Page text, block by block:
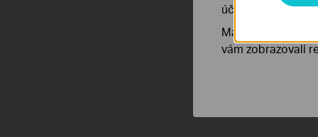
účelem zlepšení
Marketingové
vám zobrazovali